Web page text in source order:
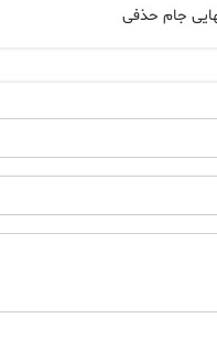
جام حذفی